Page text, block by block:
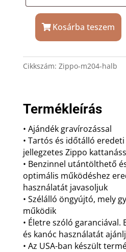
öngyújtó
Halászbástya
mintával
mennyiség
Kosárba teszem
Cikkszám: Zippo-m204-halb
Termékleírás
• Ajándék gravírozással
• Tartós és időtálló
jellegzetes Zippo
• Benzinnel utántölthető
optimális működéshez
használatát javasoljuk
• Szélálló öngyújtó, mely
működik
• Életre szóló
és kanóc használatát
• Az USA-ban készült